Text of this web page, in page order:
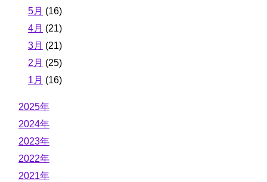
5月 (16)
4月 (21)
3月 (21)
2月 (25)
1月 (16)
2025年
2024年
2023年
2022年
2021年